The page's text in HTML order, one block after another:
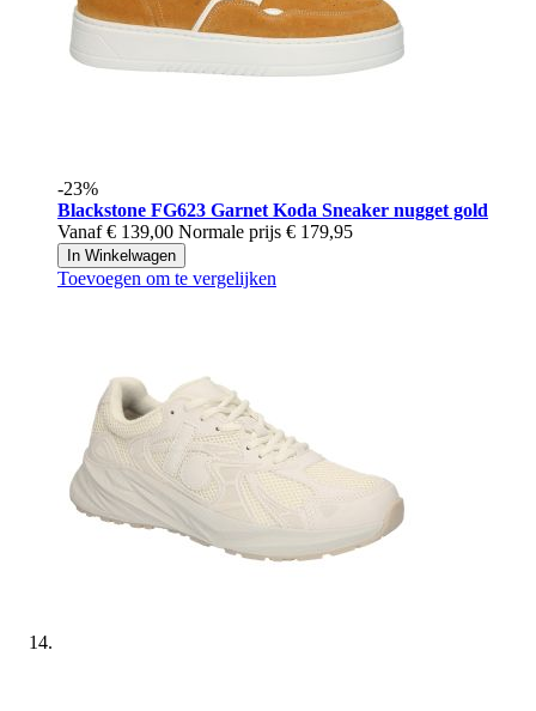
-23%
Blackstone FG623 Garnet Koda Sneaker nugget gold
Vanaf € 139,00 Normale prijs € 179,95
In Winkelwagen
Toevoegen om te vergelijken